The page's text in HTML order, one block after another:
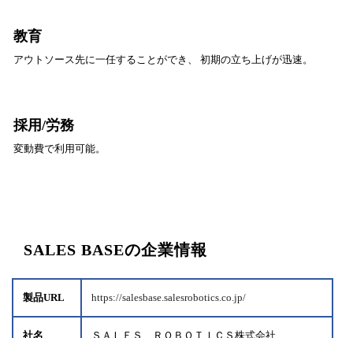
教育
アウトソース先に一任することができ、 初期の立ち上げが迅速。
採用/労務
変動費で利用可能。
SALES BASEの企業情報
製品URL https://salesbase.salesrobotics.co.jp/